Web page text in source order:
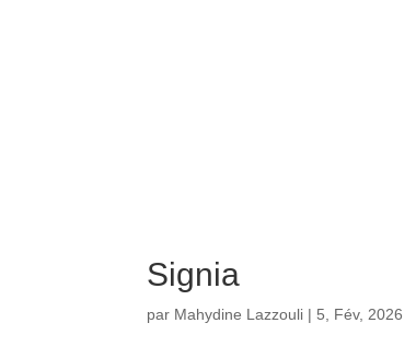
Signia
par Mahydine Lazzouli | 5, Fév, 2026